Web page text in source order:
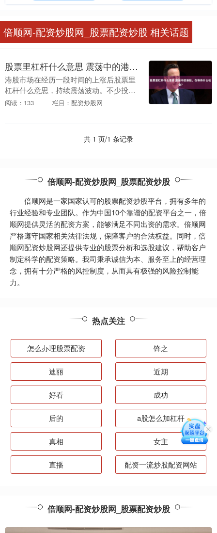
倍顺网-配资炒股网_股票配资炒股 相关话题
股票里杠杆什么意思 震荡中的港股，在等待什么机会？
港股市场在经历一段时间的上涨后股票里
杠杆什么意思，持续震荡波动。不少投资
者开始观望：震荡是行情终结的信号，还
与基本面来看，....
阅读：133 栏目：配资炒股网
共 1 页/1 条记录
倍顺网-配资炒股网_股票配资炒股
倍顺网是一家国家认可的股票配资炒股平台，拥有多年的
行业经验和专业团队。作为中国10个靠谱的配资平台之一，倍
顺网提供灵活的配资方案，能够满足不同出资的需求。倍顺网
严格遵守国家相关法律法规，保障客户的合法权益。同时，倍
顺网配资炒股网还提供专业的股票分析和选股建议，帮助客户
制定科学的配资策略。我司秉承诚信为本、服务至上的经营理
念，拥有十分严格的风控制度，从而具有极强的风险控制能
力。
热点关注
怎么办理股票配资 锋之
迪丽 近期
好看 成功
后的 a股怎么加杠杆
真相 女主
直播 配资一流炒股配资网站
倍顺网-配资炒股网_股票配资炒股